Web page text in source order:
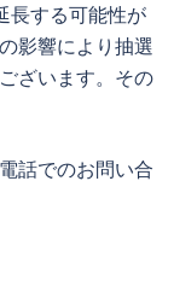
長する可能性が
影響により抽選
ざいます。その
話でのお問い合